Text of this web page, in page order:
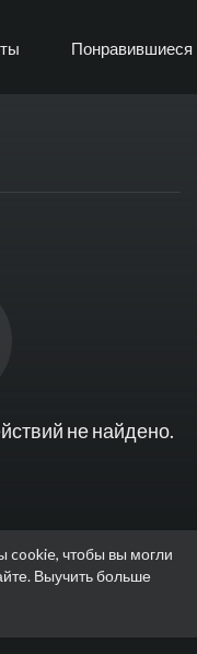
cookie, чтобы вы могли
Выучить больше
Понравившиеся
не найдено.